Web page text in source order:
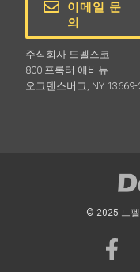
이메일 문
의
주식회사 드펠스코
800 프록터 애비뉴
오그덴스버그, NY
© 2025 드